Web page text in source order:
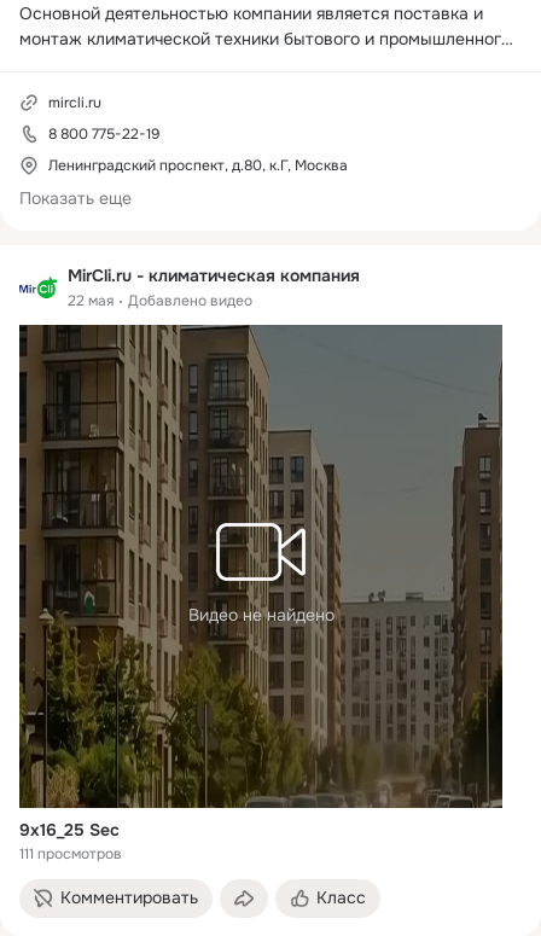
MirCli.ru - климатическая компания
22 мая Добавлено видео
Видео не найдено
9х16_25 Sec
111 просмотров
Комментировать Класс
Основной деятельностью компании является поставка и
монтаж климатической техники бытового и промышленного
проектирования до ввода в эксплуатацию и последующего
сервисного обслуживания систем кондиционирования,
вентиляции и отопления.
mircli.ru
8 800 775-22-19
Ленинградский проспект, д.80, к.Г, Москва
Показать еще